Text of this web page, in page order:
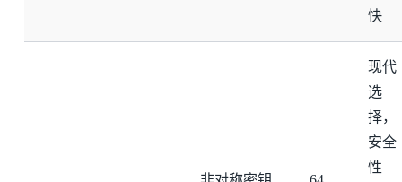
快
现代
选
择，
安全
性